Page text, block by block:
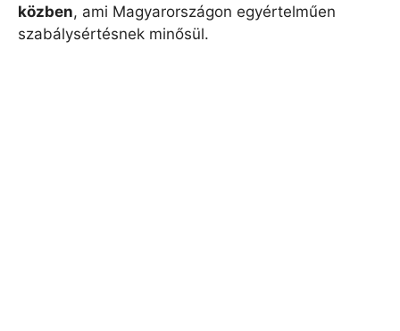
közben, ami Magyarországon egyértelműen
szabálysértésnek minősül.